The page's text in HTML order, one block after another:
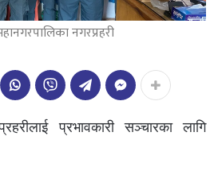
नगरप्रहरी
प्रभावकारी सञ्चारका लागि